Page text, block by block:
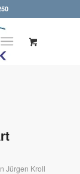
Jürgen Kroll